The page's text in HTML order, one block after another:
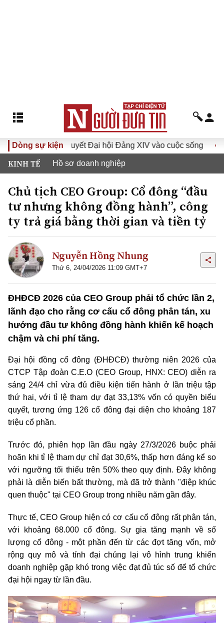
Dòng sự kiện
Nghị quyết Đại hội Đảng XIV vào cuộc sống Hướng
KINH TẾ Hồ sơ doanh nghiệp
Chủ tịch CEO Group: Cổ đông “đầu
tư nhưng không đồng hành”, công
ty trả giá bằng thời gian và tiền tỷ
Nguyễn Hồng Nhung
Thứ 6, 24/04/2026 11:09 GMT+7
ĐHĐCĐ 2026 của CEO Group phải tổ chức lần 2,
lãnh đạo cho rằng cơ cấu cổ đông phân tán, xu
hướng đầu tư không đồng hành khiến kế hoạch
chậm và chi phí tăng.
Đại hội đồng cổ đông (ĐHĐCĐ) thường niên 2026 của
CTCP Tập đoàn C.E.O (CEO Group, HNX: CEO) diễn ra
sáng 24/4 chỉ vừa đủ điều kiện tiến hành ở lần triệu tập
thứ hai, với tỉ lệ tham dự đạt 33,13% vốn có quyền biểu
quyết, tương ứng 126 cổ đông đại diện cho khoảng 187
triệu cổ phần.
Trước đó, phiên họp lần đầu ngày 27/3/2026 buộc phải
hoãn khitỉ lệ tham dự chỉ đạt 30,6%, thấp hơn đáng kể so
với ngưỡng tối thiểu trên 50% theo quy định. Đây không
phải là diễn biến bất thường, mà đã trở thành "điệp khúc
quen thuộc" tại CEO Group trong nhiều năm gần đây.
Thực tế, CEO Group hiện có cơ cấu cổ đông rất phân tán,
với khoảng 68.000 cổ đông. Sự gia tăng mạnh về số
lượng cổ đông - một phần đến từ các đợt tăng vốn, mở
rộng quy mô và tính đại chúng lại vô hình trung khiến
doanh nghiệp gặp khó trong việc đạt đủ túc số để tổ chức
đại hội ngay từ lần đầu.